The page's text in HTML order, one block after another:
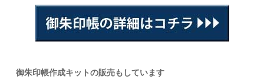
御朱印帳作成キットの販売もしています